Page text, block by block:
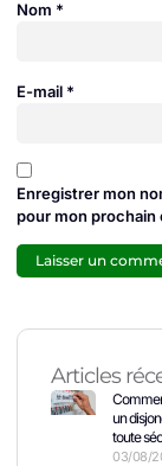
Nom *
E-mail *
Enregistrer mon
pour mon prochain
Articles
un
toute
03/08/